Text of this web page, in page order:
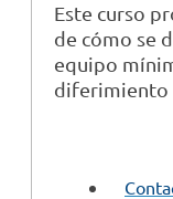
Este curso
de cómo se
equipo
diferimiento